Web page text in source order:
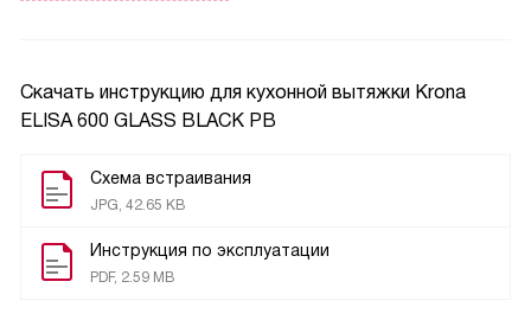
Скачать инструкцию для кухонной вытяжки Krona
ELISA 600 GLASS BLACK PB
Схема встраивания
JPG, 42.65 KB
Инструкция по эксплуатации
PDF, 2.59 MB
выбирать наиболее подходящий режим в зависимости от
ситуации. Освещение состоит из двух светодиодных
антивозвратного клапана, который предотвращает
возвращение воздуха обратно на кухню. Это очень важно